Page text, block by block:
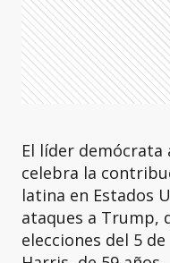
El líder demócrata
celebra la
latina en Estados
ataques a Trump,
elecciones del 5